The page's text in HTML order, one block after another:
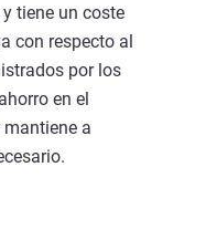
tiene un coste
con respecto al
por los
en el
a